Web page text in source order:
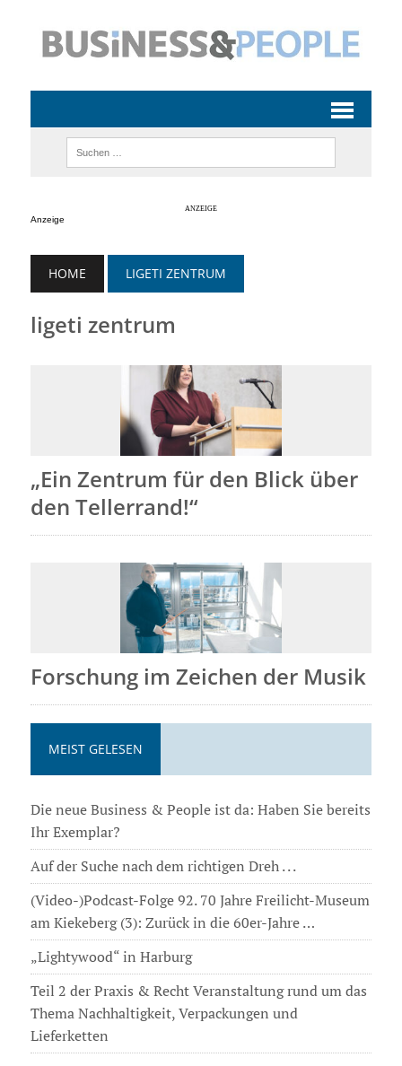
Anzeige
HOME LIGETI ZENTRUM
ligeti zentrum
„Ein Zentrum für den Blick über
den Tellerrand!“
Forschung im Zeichen der Musik
MEIST GELESEN
Die neue Business & People ist da: Haben Sie bereits
Ihr Exemplar?
Auf der Suche nach dem richtigen Dreh . . .
(Video-)Podcast-Folge 92. 70 Jahre Freilicht-Museum
am Kiekeberg (3): Zurück in die 60er-Jahre …
„Lightywood“ in Harburg
Teil 2 der Praxis & Recht Veranstaltung rund um das
Thema Nachhaltigkeit, Verpackungen und
Lieferketten